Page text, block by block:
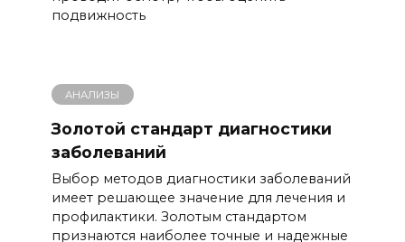
подвижность
АНАЛИЗЫ
Золотой стандарт диагностики
заболеваний
Выбор методов диагностики заболеваний
имеет решающее значение для лечения и
профилактики. Золотым стандартом
признаются наиболее точные и надежные